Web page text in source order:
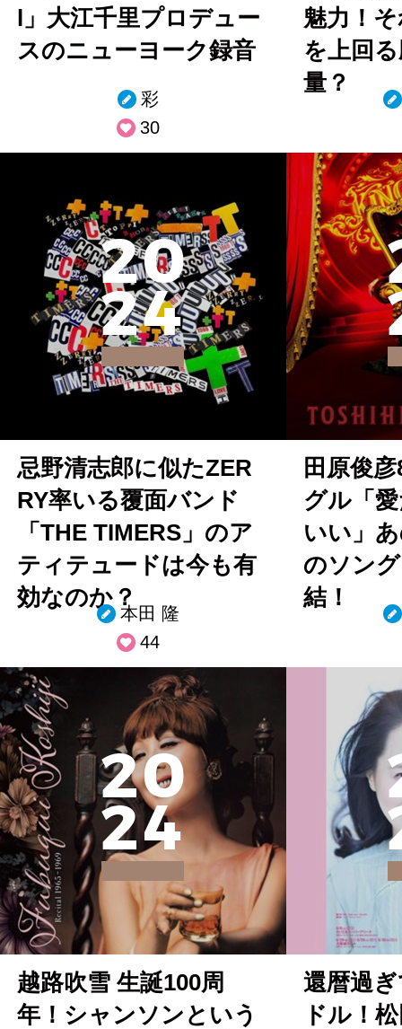
l」大江千里プロデュー
スのニューヨーク録音
彩
30
魅力！
を上回
量？
20
24
忌野清志郎に似たZER
RY率いる覆面バンド
「THE TIMERS」のア
ティテュードは今も有
効なのか？
本田 隆
44
田原俊
グル「
いい」
のソン
結！
20
24
越路吹雪 生誕100周
年！シャンソンという
還暦過
ドル！